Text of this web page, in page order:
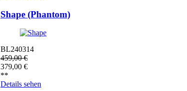
Shape (Phantom)
BL240314
459,00€
379,00 €
**
Details sehen